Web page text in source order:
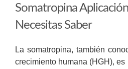
Somatropina
Necesitas Saber
La somatropina, también
crecimiento humana (HGH),